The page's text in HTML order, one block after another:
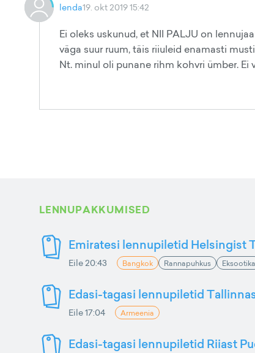
lenda19. okt 2019 15:42
Ei oleks uskunud, et NII PALJU on
väga suur ruum, täis riiuleid enamasti
Nt. minul oli punane rihm kohvri ümber. Ei
LENNUPAKKUMISED
Emiratesi lennupiletid Helsingist
Eile 20:43 Bangkok Rannapuhkus Eksootika
Edasi-tagasi lennupiletid
Eile 17:04 Armeenia
Edasi-tagasi lennupiletid Riiast